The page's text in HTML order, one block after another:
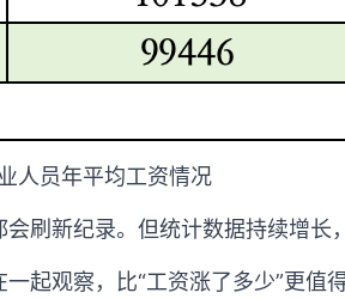
人员年平均工资情况
刷新纪录。但统计数据持续增长
起观察，比“工资涨了多少”更值